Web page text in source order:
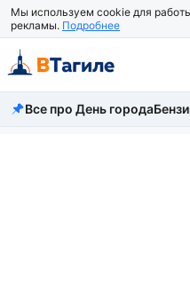
Мы используем cookie для
рекламы. Подробнее
Все новости
Все про День города